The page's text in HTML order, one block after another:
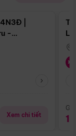
|
-
Xem chi tiết